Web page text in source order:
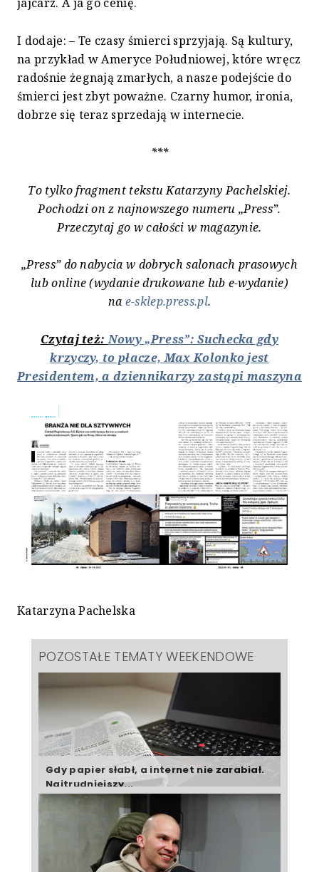
I dodaje: – Te czasy śmierci sprzyjają. Są kultury,
na przykład w Ameryce Południowej, które wręcz
radośnie żegnają zmarłych, a nasze podejście do
śmierci jest zbyt poważne. Czarny humor, ironia,
dobrze się teraz sprzedają w internecie.
***
To tylko fragment tekstu Katarzyny Pachelskiej.
Pochodzi on z najnowszego numeru „Press”.
Przeczytaj go w całości w magazynie.
„Press” do nabycia w dobrych salonach prasowych
lub online (wydanie drukowane lub e-wydanie)
na e-sklep.press.pl.
Czytaj też:Nowy „Press”: Suchecka gdy
krzyczy, to płacze, Max Kolonko jest
Presidentem, a dziennikarzy zastąpi maszyna
Katarzyna Pachelska
POZOSTAŁE TEMATY WEEKENDOWE
Gdy papier słabł, a internet nie zarabiał.
Najtrudniejszy...